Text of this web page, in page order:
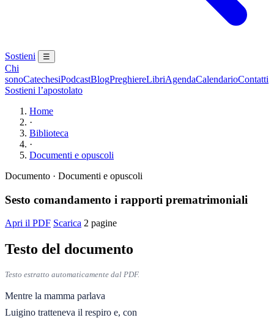
Sostieni ☰
Chi
sonoCatechesiPodcastBlogPreghiereLibriAgendaCalendarioContatti
Sostieni l’apostolato
Home
·
Biblioteca
·
Documenti e opuscoli
Documento · Documenti e opuscoli
Sesto comandamento i rapporti prematrimoniali
Apri il PDF Scarica 2 pagine
Testo del documento
Testo estratto automaticamente dal PDF.
Mentre la mamma parlava
Luigino tratteneva il respiro e, con